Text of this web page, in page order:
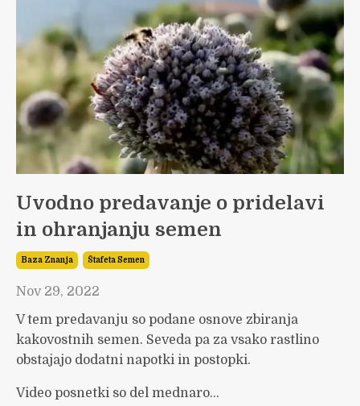
Uvodno predavanje o pridelavi
in ohranjanju semen
Baza Znanja Štafeta Semen
Nov 29, 2022
V tem predavanju so podane osnove zbiranja
kakovostnih semen. Seveda pa za vsako rastlino
obstajajo dodatni napotki in postopki.
Video posnetki so del mednaro...